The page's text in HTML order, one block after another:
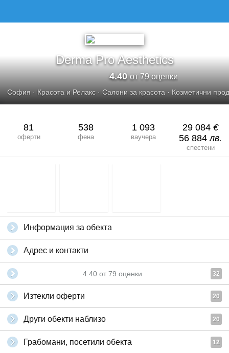
Derma Pro Aesthetics
4.40от 79 оценки
София · Красота и Релакс · Салони за красота · Козметични
81
оферти
538
фена
1 093
ваучера
29 084 €
56 884лв.
спестени
Информация за обекта
Адрес и контакти
4.40 от 79 оценки 32
Изтекли оферти 20
Други обекти наблизо 20
Грабомани, посетили обекта 12